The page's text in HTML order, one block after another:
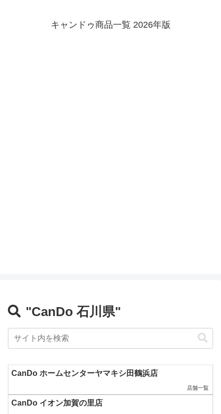
キャンドゥ商品一覧 2026年版
"CanDo 石川県"
CanDo ホームセンターヤマキシ田鶴浜店
店舗一覧
CanDo イオン加賀の里店